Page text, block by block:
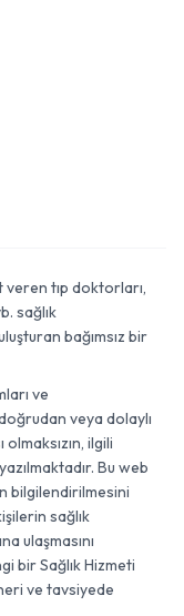
tıp doktorları,
sağlık
bağımsız bir
ve
veya dolaylı
ilgili
Bu web
bilgilendirilmesini
sağlık
ulaşmasını
bir Sağlık Hizmeti
ve tavsiyede